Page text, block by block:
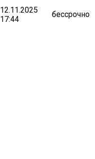
12.11.2025
17:44
бессрочно